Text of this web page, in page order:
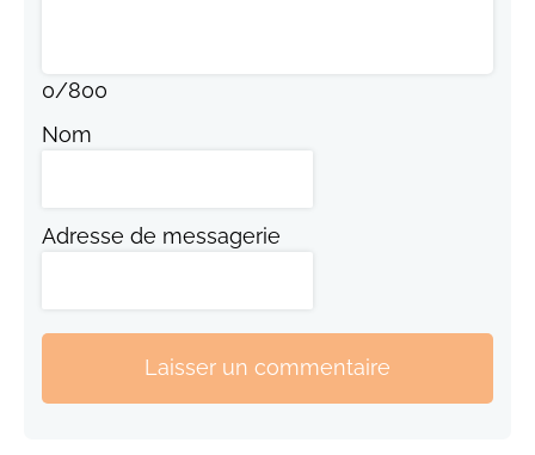
0/800
Nom
Adresse de messagerie
Laisser un commentaire